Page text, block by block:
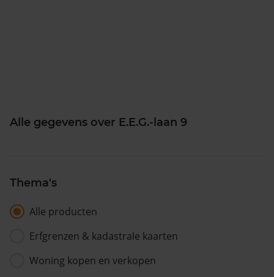
Alle gegevens over E.E.G.-laan 9
Thema's
Alle producten
Erfgrenzen & kadastrale kaarten
Woning kopen en verkopen